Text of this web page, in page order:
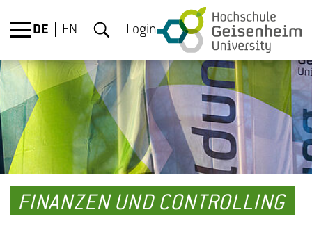
DE EN Login
FINANZEN UND CONTROLLING